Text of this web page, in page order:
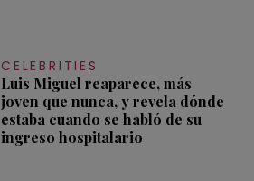
CELEBRITIES
Luis Miguel reaparece, más
joven que nunca, y revela dónde
estaba cuando se habló de su
ingreso hospitalario